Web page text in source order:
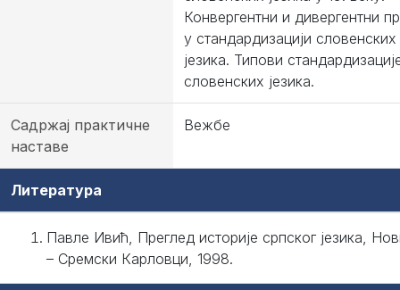
Конвергентни и дивергентни
у стандардизацији словенских
језика. Типови
словенских језика.
Садржај практичне
наставе
Вежбе
Литература
Павле Ивић, Преглед историје српског језика,
– Сремски Карловци, 1998.